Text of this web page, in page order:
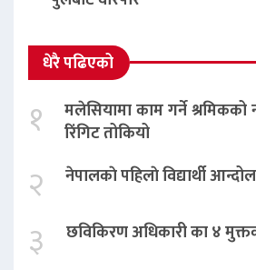
धेरै पढिएको
१
मलेसियामा काम गर्ने
रिंगिट तोकियो
२ नेपालकाे पहिलाे विद्यार्थी
३ छविकिरण अधिकारी का ४